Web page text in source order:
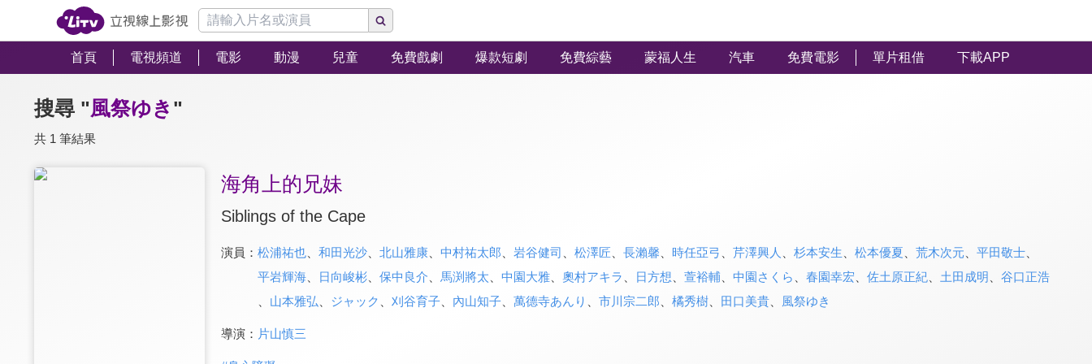
首頁 電視頻道 電影 動漫 兒童 免費戲劇 爆款短劇 免費綜藝 蒙福人生 汽車 免費電影 單片租借 下載APP
搜尋 "風祭ゆき "
共 1 筆結果
海角上的兄妹
Siblings of the Cape
演員： 松浦祐也、 和田光沙、 北山雅康、 中村祐太郎 岩谷健司 松澤匠 長瀨馨 時任亞弓 芹澤興人 杉本安生 松本優夏 荒木次元、 平田敬士、
平岩輝海、 日向峻彬、 保中良介 馬渕將太 中園大雅、 奧村アキラ 日方想 萱裕輔、 中園さくら 春園幸宏 佐土原正紀、 土田成明
谷口正浩
山本雅弘 ジャック 刈谷育子、 內山知子、 萬德寺あんり 市川宗二郎 橘秀樹、 田口美貴、 風祭ゆき
導演： 片山慎三